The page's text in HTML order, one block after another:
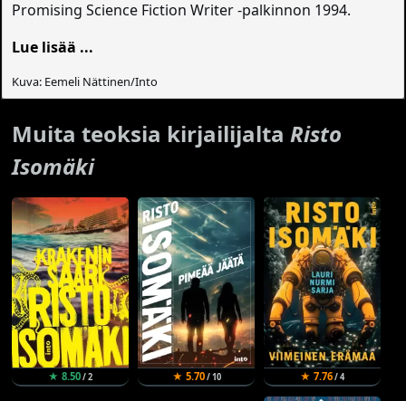
Promising Science Fiction Writer -palkinnon 1994.
Lue lisää ...
Kuva: Eemeli Nättinen/Into
Muita teoksia kirjailijaltaRisto
Isomäki
★ 8.50/ 2 ★ 5.70/ 10 ★ 7.76/ 4